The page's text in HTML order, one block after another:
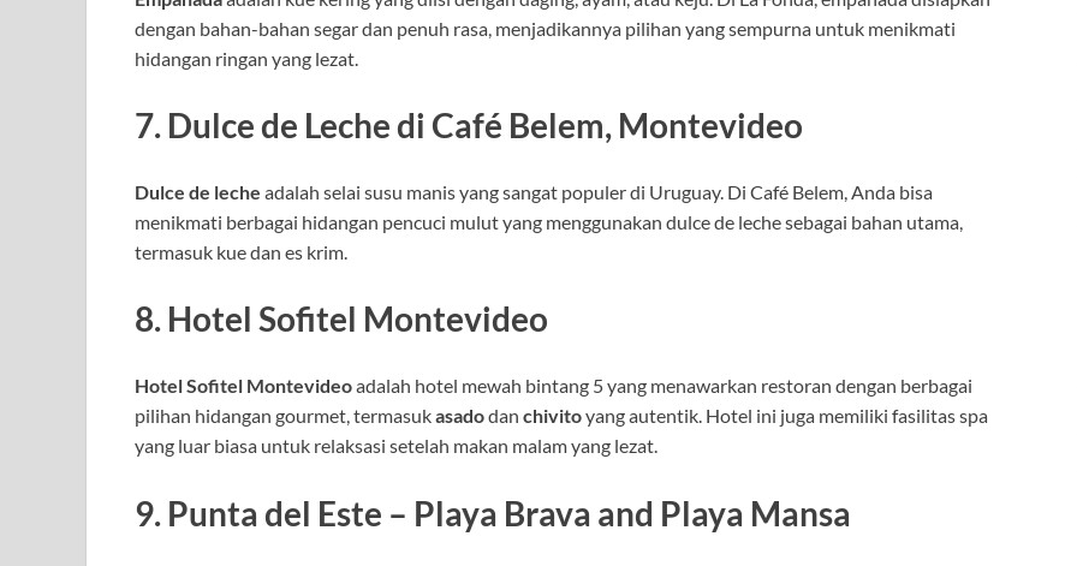
dengan bahan-bahan segar dan penuh rasa, menjadikannya pilihan yang sempurna untuk menikmati
hidangan ringan yang lezat.
7. Dulce de Leche di Café Belem, Montevideo
Dulce de leche adalah selai susu manis yang sangat populer di Uruguay. Di Café Belem, Anda bisa
menikmati berbagai hidangan pencuci mulut yang menggunakan dulce de leche sebagai bahan utama,
termasuk kue dan es krim.
8. Hotel Sofitel Montevideo
Hotel Sofitel Montevideoadalah hotel mewah bintang 5 yang menawarkan restoran dengan berbagai
pilihan hidangan gourmet, termasukasadodan chivitoyang autentik. Hotel ini juga memiliki fasilitas spa
yang luar biasa untuk relaksasi setelah makan malam yang lezat.
9. Punta del Este – Playa Brava and Playa Mansa